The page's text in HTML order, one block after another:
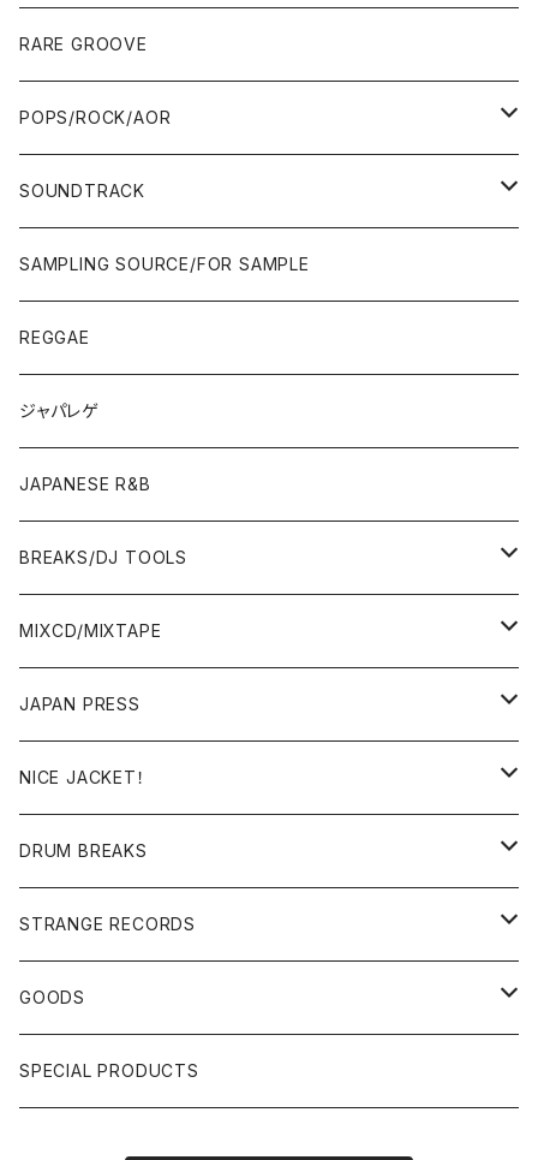
WEST COAST/SOUTH
JAPAN ONLY RELEASE/REMIX
WEST COAST/SOUTH
JAPAN ONLY RELEASE/REMIX
CD ALBUM
80'S
80'S
60'S/70'S
80'S
70'S
80'S
12"/7"
70'S
80'S
JAZZ
FUSION
RARE GROOVE
POPS/ROCK/AOR
POPS/S.S.W.
ROCK/AOR
SOUNDTRACK
LP
JAPANESE
OTHERS
7"/12"
JAPANESE
OTHERS
SAMPLING SOURCE/FOR SAMPLE
REGGAE
ジャパレゲ
JAPANESE R&B
BREAKS/DJ TOOLS
BREAKS/MEGAMIX/CUT UP
RE-EDIT/DJ TOOLS
MIXCD/MIXTAPE
MIXCD
日本語ラップ
JAPANESE DJ
MIXTAPE
JAPAN PRESS
LP(+ OBI)
7"/12"
NICE JACKET！
DONUTS 45
GIRLS
HIPHOP CLASSIC GALLERY
日本語ラップ CLASSIC GALLERY
DRUM BREAKS
US/UK/OTHERS
JAPANESE
STRANGE RECORDS
DRUM DRUM DRUM/KARAOKE
パチソン/AUDIO CHECK/LIBRARY
GOODS
BOOK
SPECIAL PRODUCTS